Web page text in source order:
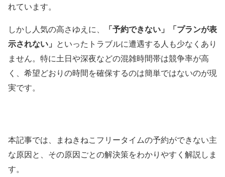
れています。
しかし人気の高さゆえに、
「予約できない」「プランが表
示されない」
といったトラブルに遭遇する人も少なくあり
ません。特に土日や深夜などの混雑時間帯は競争率が高
く、希望どおりの時間を確保するのは簡単ではないのが現
実です。
本記事では、まねきねこフリータイムの予約ができない主
な原因と、その原因ごとの解決策をわかりやすく解説しま
す。